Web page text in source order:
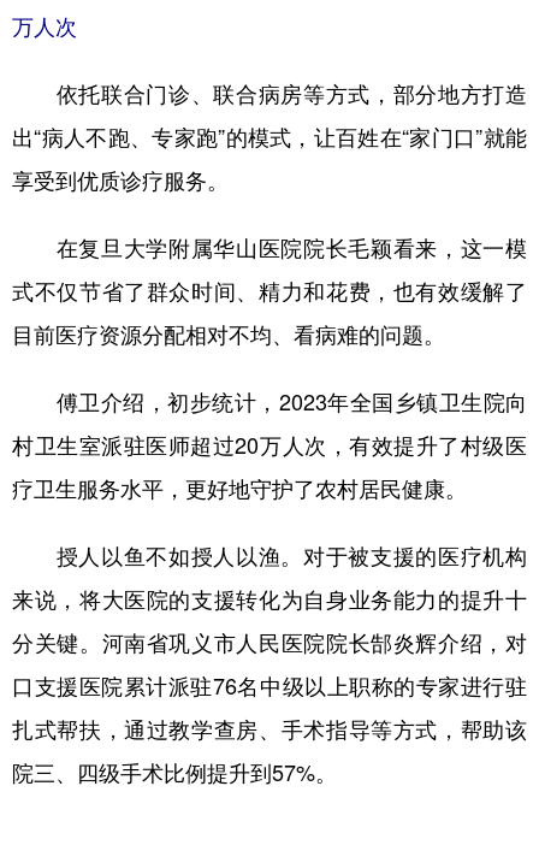
万人次
依托联合门诊、联合病房等方式，部分地方打造
出“病人不跑、专家跑”的模式，让百姓在“家门口”就能
享受到优质诊疗服务。
在复旦大学附属华山医院院长毛颖看来，这一模
式不仅节省了群众时间、精力和花费，也有效缓解了
目前医疗资源分配相对不均、看病难的问题。
傅卫介绍，初步统计，2023年全国乡镇卫生院向
村卫生室派驻医师超过20万人次，有效提升了村级医
疗卫生服务水平，更好地守护了农村居民健康。
授人以鱼不如授人以渔。对于被支援的医疗机构
来说，将大医院的支援转化为自身业务能力的提升十
分关键。河南省巩义市人民医院院长郜炎辉介绍，对
口支援医院累计派驻76名中级以上职称的专家进行驻
扎式帮扶，通过教学查房、手术指导等方式，帮助该
院三、四级手术比例提升到57%。